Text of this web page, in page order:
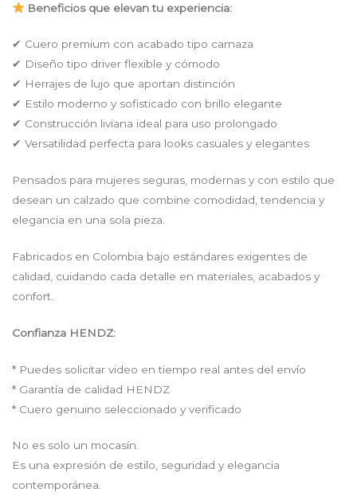
Beneficios que elevan tu experiencia:
✔ Cuero premium con acabado tipo carnaza
✔ Diseño tipo driver flexible y cómodo
✔ Herrajes de lujo que aportan distinción
✔ Estilo moderno y sofisticado con brillo elegante
✔ Construcción liviana ideal para uso prolongado
✔ Versatilidad perfecta para looks casuales y elegantes
Pensados para mujeres seguras, modernas y con estilo que
desean un calzado que combine comodidad, tendencia y
elegancia en una sola pieza.
Fabricados en Colombia bajo estándares exigentes de
calidad, cuidando cada detalle en materiales, acabados y
confort.
Confianza HENDZ:
* Puedes solicitar video en tiempo real antes del envío
* Garantía de calidad HENDZ
* Cuero genuino seleccionado y verificado
No es solo un mocasín.
Es una expresión de estilo, seguridad y elegancia
contemporánea.